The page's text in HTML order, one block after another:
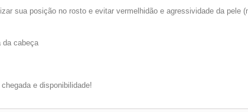
sua posição no rosto e evitar vermelhidão e agressividade da pele
da cabeça
e disponibilidade!